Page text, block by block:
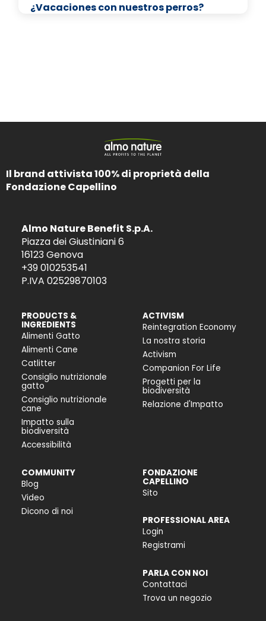
¿Vacaciones con nuestros perros?
Il brand attivista 100% di proprietà della
Fondazione Capellino
Almo Nature Benefit S.p.A.
Piazza dei Giustiniani 6
16123 Genova
+39 010253541
P.IVA 02529870103
PRODUCTS &
INGREDIENTS
Alimenti Gatto
Alimenti Cane
Catlitter
Consiglio nutrizionale
gatto
Consiglio nutrizionale
cane
Impatto sulla
biodiversità
Accessibilità
ACTIVISM
Reintegration Economy
La nostra storia
Activism
Companion For Life
Progetti per la
biodiversità
Relazione d'Impatto
COMMUNITY
Blog
Video
Dicono di noi
FONDAZIONE
CAPELLINO
Sito
PROFESSIONAL AREA
Login
Registrami
PARLA CON NOI
Contattaci
Trova un negozio